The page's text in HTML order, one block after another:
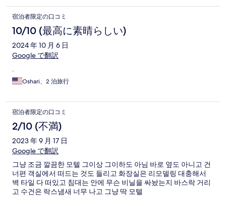
宿泊者限定の口コミ
10/10 (最高に素晴らしい)
2024 年 10 月 6 日
Google で翻訳
.
Oshari、2 泊旅行
宿泊者限定の口コミ
2/10 (不満)
2023 年 9 月 17 日
Google で翻訳
그냥 조금 깔끔한 모텔 그이상 그이하도 아님 바로 옆도 아니고 건
너편 객실에서 떠드는 것도 들리고 화장실은 리모델링 대충해서
벽 타일 다 떠있고 침대는 안에 무슨 비닐을 싸놨는지 바스락 거리
고 수건은 락스냄새 너무 나고 그냥 딱 모텔